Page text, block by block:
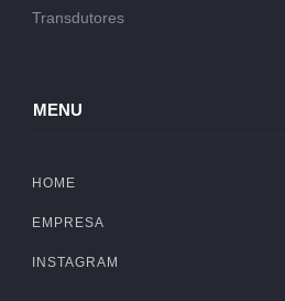
Transdutores
MENU
HOME
EMPRESA
INSTAGRAM